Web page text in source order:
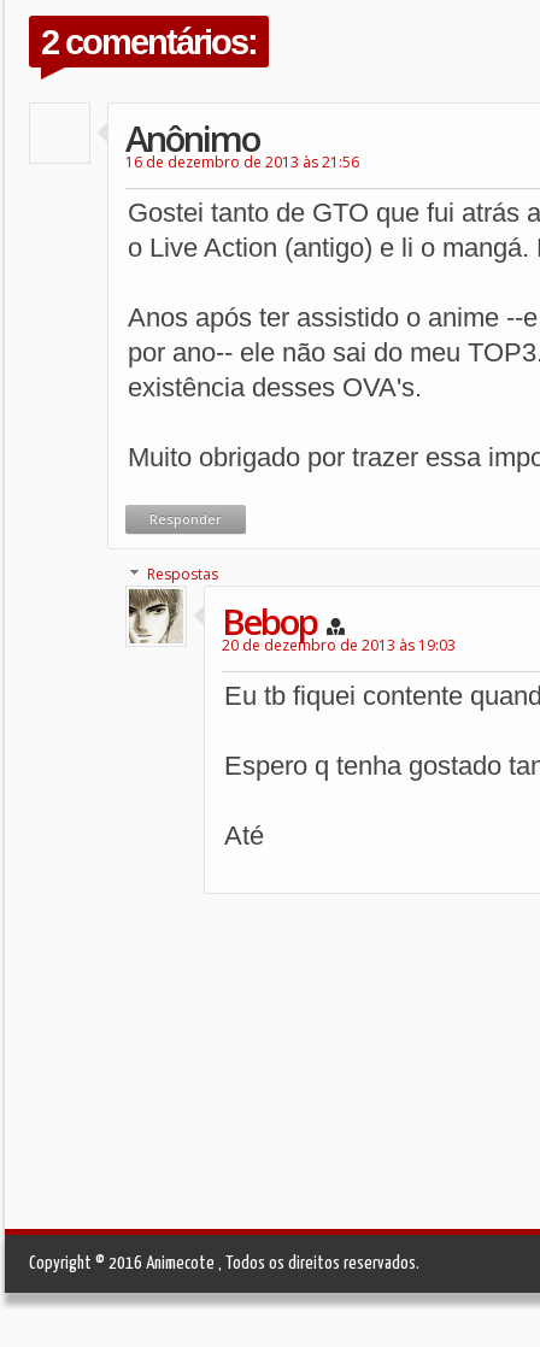
2 comentários:
Anônimo
16 de dezembro de 2013 às 21:56
Gostei tanto de GTO que fui atrás
o Live Action (antigo) e li o mangá.
Anos após ter assistido o anime --
por ano-- ele não sai do meu
existência desses OVA's.
Muito obrigado por trazer essa
Responder
Respostas
Bebop
20 de dezembro de 2013 às 19:03
Eu tb fiquei contente
Espero q tenha gostado
Até
Copyright © 2016 Animecote , Todos os direitos reservados.